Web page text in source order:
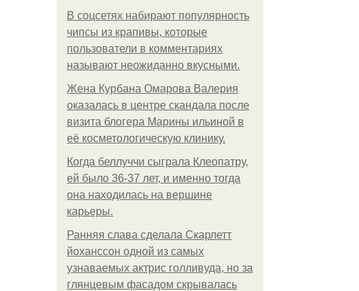
В соцсетях набирают популярность
чипсы из крапивы, которые
пользователи в комментариях
называют неожиданно вкусными.
Жена Курбана Омарова Валерия
оказалась в центре скандала после
визита блогера Марины ильиной в
её косметологическую клинику.
Когда беллуччи сыграла Клеопатру,
ей было 36-37 лет, и именно тогда
она находилась на вершине
карьеры.
Ранняя слава сделала Скарлетт
йоханссон одной из самых
узнаваемых актрис голливуда, но за
глянцевым фасадом скрывалась